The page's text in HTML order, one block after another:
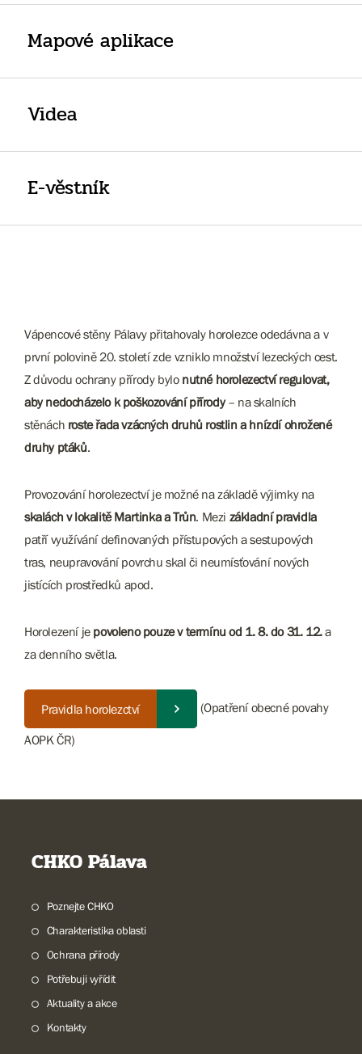
Mapové aplikace
Videa
E-věstník
Vápencové stěny Pálavy přitahovaly horolezce odedávna a v
první polovině 20. století zde vzniklo množství lezeckých cest.
Z důvodu ochrany přírody bylo nutné horolezectví regulovat,
aby nedocházelo k poškozování přírody– na skalních
stěnách roste řada vzácných druhů rostlin a hnízdí ohrožené
druhy ptáků.
Provozování horolezectví je možné na základě výjimky na
skalách v lokalitě Martinka a Trůn. Mezi základní pravidla
patří využívání definovaných přístupových a sestupových
tras, neupravování povrchu skal či neumísťování nových
jistících prostředků apod.
Horolezení jepovoleno pouze v termínu od 1. 8. do 31. 12.a
za denního světla.
Pravidla horolezctví (Opatření obecné povahy
AOPK ČR)
CHKO Pálava
Poznejte CHKO
Charakteristika oblasti
Ochrana přírody
Potřebuji vyřídit
Aktuality a akce
Kontakty